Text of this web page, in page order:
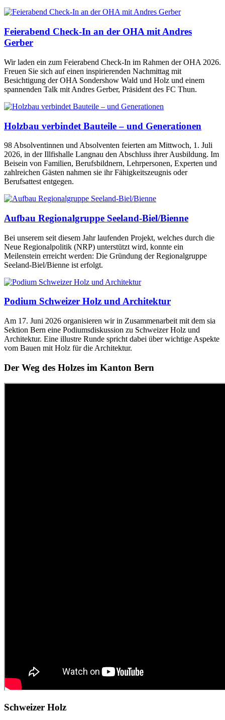
Feierabend Check-In an der OHA mit Andres
Gerber
Wir laden ein zum Feierabend Check-In im Rahmen der OHA 2026.
Freuen Sie sich auf einen inspirierenden Nachmittag mit
Besichtigung der OHA Sondershow Wald und Holz und einem
spannenden Talk mit Andres Gerber, Präsident des FC Thun.
Holzbau verbindet Bauteile – und Generationen
98 Absolventinnen und Absolventen feierten am Mittwoch, 1. Juli
2026, in der Illfishalle Langnau den Abschluss ihrer Ausbildung. Im
Beisein von Familien, Berufsbildnern, Lehrpersonen, Experten und
zahlreichen Gästen nahmen sie ihr Fähigkeitszeugnis oder
Berufsattest entgegen.
Aufbau Regionalgruppe Seeland-Biel/Bienne
Bei unserem seit diesem Jahr laufenden Projekt, welches durch die
Neue Regionalpolitik (NRP) unterstützt wird, konnte ein
Meilenstein erreicht werden: Die Gründung der Regionalgruppe
Seeland-Biel/Bienne ist erfolgt.
Podium Schweizer Holz und Architektur
Am 17. Juni 2026 organisieren wir in Zusammenarbeit mit dem sia
Sektion Bern eine Podiumsdiskussion zu Schweizer Holz und
Architektur. Eine illustre Runde spricht dabei über wichtige Aspekte
vom Bauen mit Holz für die Architektur.
Der Weg des Holzes im Kanton Bern
Schweizer Holz